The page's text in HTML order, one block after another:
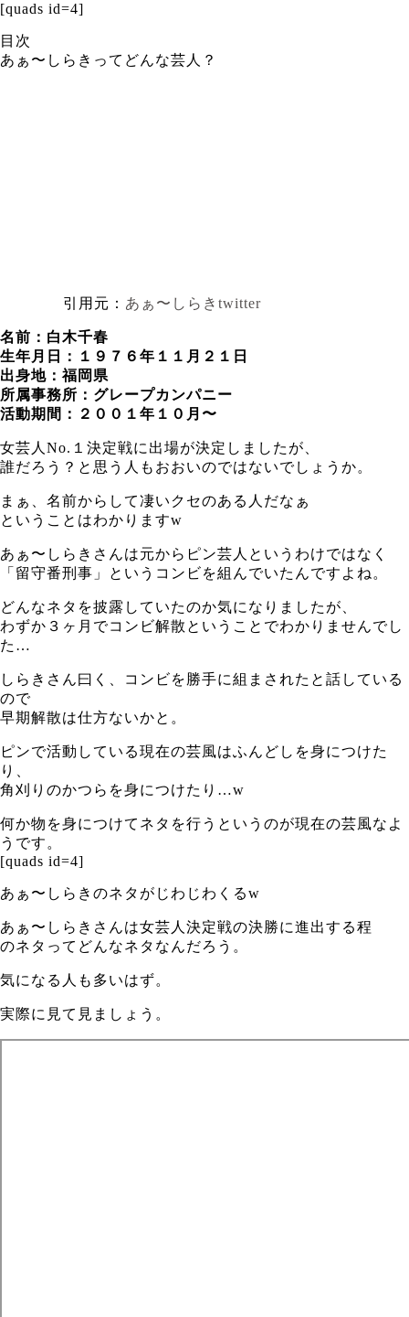
[quads id=4]
目次
あぁ〜しらきってどんな芸人？
引用元： あぁ〜しらきtwitter
名前：白木千春
生年月日：１９７６年１１月２１日
出身地：福岡県
所属事務所：グレープカンパニー
活動期間：２００１年１０月〜
女芸人No.１決定戦に出場が決定しましたが、
誰だろう？と思う人もおおいのではないでしょうか。
まぁ、名前からして凄いクセのある人だなぁ
ということはわかりますw
あぁ〜しらきさんは元からピン芸人というわけではなく
「留守番刑事」というコンビを組んでいたんですよね。
どんなネタを披露していたのか気になりましたが、
わずか３ヶ月でコンビ解散ということでわかりませんでし
た…
しらきさん曰く、コンビを勝手に組まされたと話している
ので
早期解散は仕方ないかと。
ピンで活動している現在の芸風はふんどしを身につけた
り、
角刈りのかつらを身につけたり…w
何か物を身につけてネタを行うというのが現在の芸風なよ
うです。
[quads id=4]
あぁ〜しらきのネタがじわじわくるw
あぁ〜しらきさんは女芸人決定戦の決勝に進出する程
のネタってどんなネタなんだろう。
気になる人も多いはず。
実際に見て見ましょう。